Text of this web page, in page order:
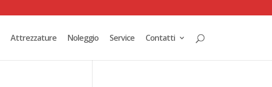
Attrezzature Noleggio Service Contatti